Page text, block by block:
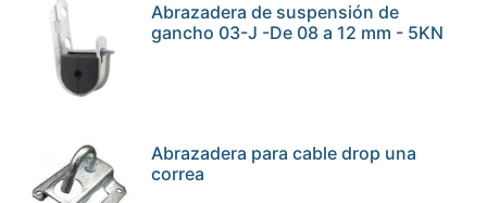
Abrazadera de suspensión de
gancho 03-J -De 08 a 12 mm - 5KN
Abrazadera para cable drop una
correa